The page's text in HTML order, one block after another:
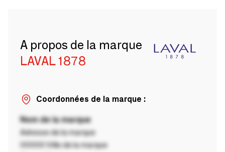
A propos de la marque
LAVAL 1878
Coordonnées de la marque :
Nom de la marque
Adresse de la marque
00000 Ville de la marque